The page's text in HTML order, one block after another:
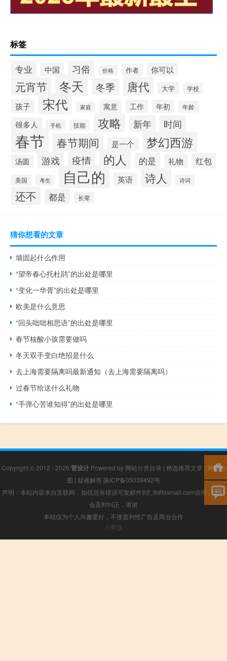
标签
专业 中国 习俗 价格 作者 你可以
元宵节 冬天 冬季 唐代 大学 学校
孩子 宋代 家庭 寓意 工作 年初 年龄
很多人 手机 技能 攻略 新年 时间
春节 春节期间 是一个 梦幻西游
汤圆 游戏 疫情 的人 的是 礼物 红包
美国 考生 自己的 英语 诗人 诗词
还不 都是 长辈
猜你想看的文章
墙固起什么作用
“望帝春心托杜鹃”的出处是哪里
“变化一华胥”的出处是哪里
欧美是什么意思
“回头咄咄相思语”的出处是哪里
春节核酸小孩需要做吗
冬天双手变白绝招是什么
去上海需要隔离吗最新通知（去上海需要隔离吗）
过春节给送什么礼物
“手弹心苦谁知得”的出处是哪里
Copyright © 2012 - 2026 雷设计 Powered by 网站分类目录 | 精选推荐文章 | 网站地
图 | 疑难解答 陕ICP备05039492号
声明：本站内容来自互联网，如信息有错误可发邮件到f_fb#foxmail.com说明，我们
会及时纠正，谢谢
本站仅为个人兴趣爱好，不接盈利性广告及商业合作
小男孩